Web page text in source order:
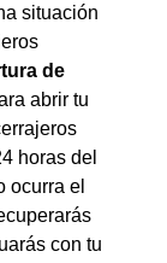
situación
de
abrir tu
horas del
ocurra el
con tu